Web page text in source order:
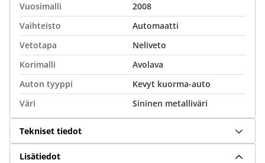
Vuosimalli
2008
Vaihteisto
Automaatti
Vetotapa
Neliveto
Korimalli
Avolava
Auton tyyppi
Kevyt kuorma-auto
Väri
Sininen metalliväri
Tekniset tiedot
Lisätiedot